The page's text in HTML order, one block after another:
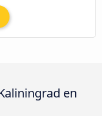
en